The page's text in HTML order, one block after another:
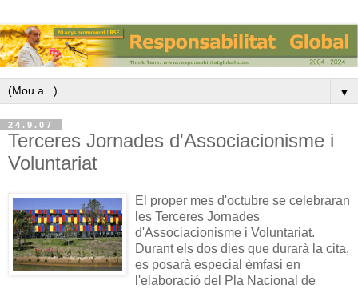
▼
24.9.07
Terceres Jornades d'Associacionisme i
Voluntariat
El proper mes d'octubre se celebraran
les Terceres Jornades
d'Associacionisme i Voluntariat.
Durant els dos dies que durarà la cita,
es posarà especial èmfasi en
l'elaboració del Pla Nacional de